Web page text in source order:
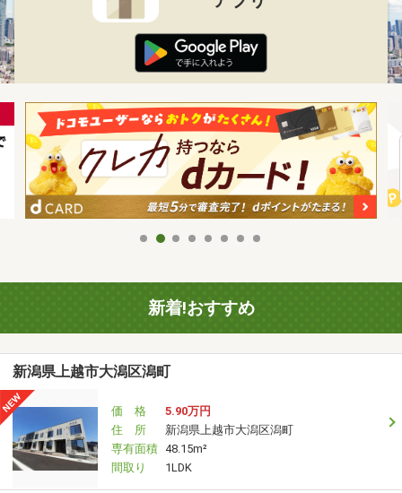
新着!おすすめ
新潟県上越市大潟区潟町
価 格
5.90万円
住 所
新潟県上越市大潟区潟町
専有面積 48.15m²
間取り
1LDK